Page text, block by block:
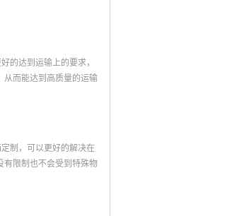
的达到运输上的要求，
从而能达到高质量的运输
制，可以更好的解决在
有限制也不会受到特殊物